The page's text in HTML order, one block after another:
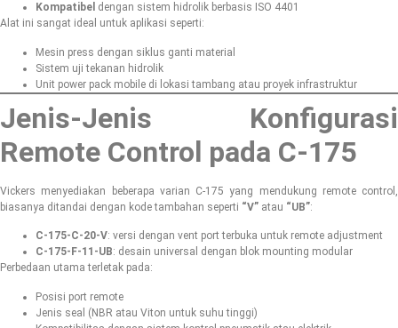
Kompatibel dengan sistem hidrolik berbasis ISO 4401
Alat ini sangat ideal untuk aplikasi seperti:
Mesin press dengan siklus ganti material
Sistem uji tekanan hidrolik
Unit power pack mobile di lokasi tambang atau proyek infrastruktur
Jenis-Jenis Konfigurasi
Remote Control pada C-175
Vickers menyediakan beberapa varian C-175 yang mendukung remote control,
biasanya ditandai dengan kode tambahan seperti “V” atau “UB”:
C-175-C-20-V: versi dengan vent port terbuka untuk remote adjustment
C-175-F-11-UB: desain universal dengan blok mounting modular
Perbedaan utama terletak pada:
Posisi port remote
Jenis seal (NBR atau Viton untuk suhu tinggi)